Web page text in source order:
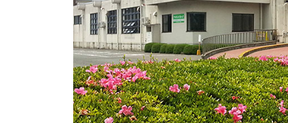
WADOパーク花巻
0198-27-3586